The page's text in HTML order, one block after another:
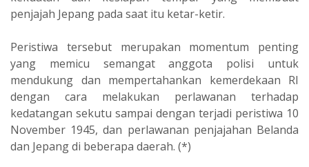
penjajah Jepang pada saat itu ketar-ketir.
Peristiwa tersebut merupakan momentum penting
yang memicu semangat anggota polisi untuk
mendukung dan mempertahankan kemerdekaan RI
dengan cara melakukan perlawanan terhadap
kedatangan sekutu sampai dengan terjadi peristiwa 10
November 1945, dan perlawanan penjajahan Belanda
dan Jepang di beberapa daerah. (*)